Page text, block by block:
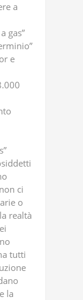
a
gas”
e
ci
o
realtà
tutti
la